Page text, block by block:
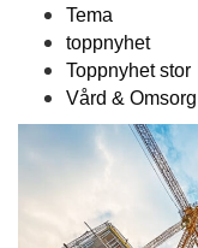
Tema
toppnyhet
Toppnyhet stor
Vård & Omsorg